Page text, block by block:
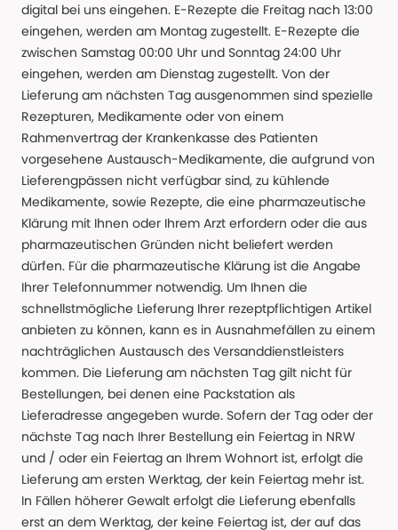
digital bei uns eingehen. E-Rezepte die Freitag nach 13:00
eingehen, werden am Montag zugestellt. E-Rezepte die
zwischen Samstag 00:00 Uhr und Sonntag 24:00 Uhr
eingehen, werden am Dienstag zugestellt. Von der
Lieferung am nächsten Tag ausgenommen sind spezielle
Rezepturen, Medikamente oder von einem
Rahmenvertrag der Krankenkasse des Patienten
vorgesehene Austausch-Medikamente, die aufgrund von
Lieferengpässen nicht verfügbar sind, zu kühlende
Medikamente, sowie Rezepte, die eine pharmazeutische
Klärung mit Ihnen oder Ihrem Arzt erfordern oder die aus
pharmazeutischen Gründen nicht beliefert werden
dürfen. Für die pharmazeutische Klärung ist die Angabe
Ihrer Telefonnummer notwendig. Um Ihnen die
schnellstmögliche Lieferung Ihrer rezeptpflichtigen Artikel
anbieten zu können, kann es in Ausnahmefällen zu einem
nachträglichen Austausch des Versanddienstleisters
kommen. Die Lieferung am nächsten Tag gilt nicht für
Bestellungen, bei denen eine Packstation als
Lieferadresse angegeben wurde. Sofern der Tag oder der
nächste Tag nach Ihrer Bestellung ein Feiertag in NRW
und / oder ein Feiertag an Ihrem Wohnort ist, erfolgt die
Lieferung am ersten Werktag, der kein Feiertag mehr ist.
In Fällen höherer Gewalt erfolgt die Lieferung ebenfalls
erst an dem Werktag, der keine Feiertag ist, der auf das